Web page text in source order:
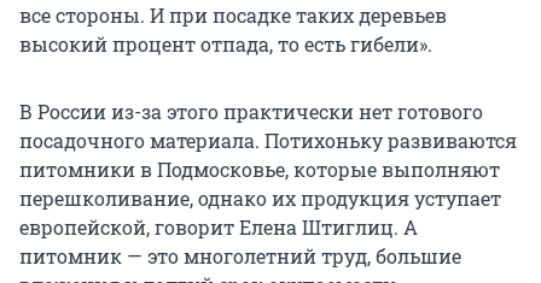
все стороны. И при посадке таких деревьев
высокий процент отпада, то есть гибели».
В России из-за этого практически нет готового
посадочного материала. Потихоньку развиваются
питомники в Подмосковье, которые выполняют
перешколивание, однако их продукция уступает
европейской, говорит Елена Штиглиц. А
питомник — это многолетний труд, большие